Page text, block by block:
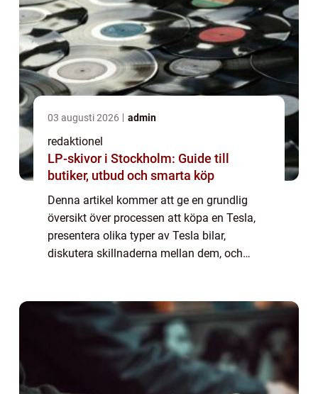
03 augusti 2026 admin
redaktionel
LP-skivor i Stockholm: Guide till
butiker, utbud och smarta köp
Denna artikel kommer att ge en grundlig
översikt över processen att köpa en Tesla,
presentera olika typer av Tesla bilar,
diskutera skillnaderna mellan dem, och
över att...